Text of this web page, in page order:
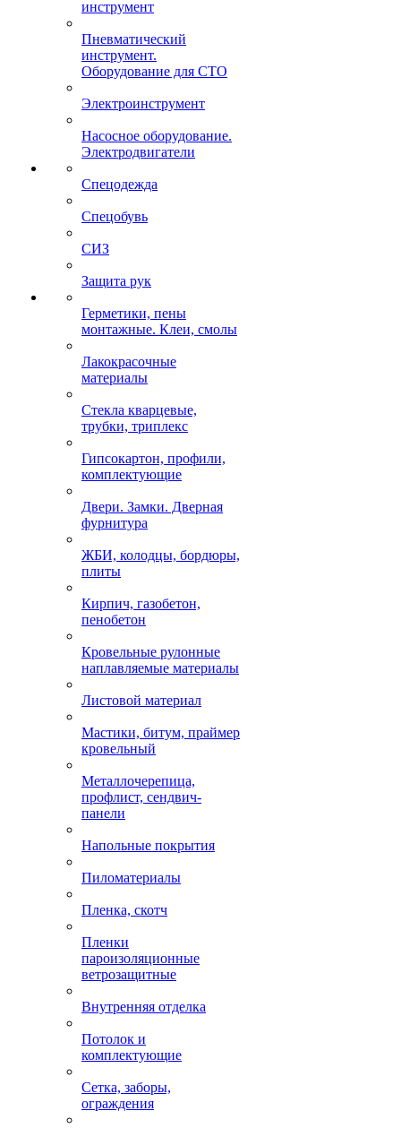
инструмент
Пневматический
инструмент.
Оборудование для СТО
Электроинструмент
Насосное оборудование.
Электродвигатели
Спецодежда
Спецобувь
СИЗ
Защита рук
Герметики, пены
монтажные. Клеи, смолы
Лакокрасочные
материалы
Стекла кварцевые,
трубки, триплекс
Гипсокартон, профили,
комплектующие
Двери. Замки. Дверная
фурнитура
ЖБИ, колодцы, бордюры,
плиты
Кирпич, газобетон,
пенобетон
Кровельные рулонные
наплавляемые материалы
Листовой материал
Мастики, битум, праймер
кровельный
Металлочерепица,
профлист, сендвич-
панели
Напольные покрытия
Пиломатериалы
Пленка, скотч
Пленки
пароизоляционные
ветрозащитные
Внутренняя отделка
Потолок и
комплектующие
Сетка, заборы,
ограждения